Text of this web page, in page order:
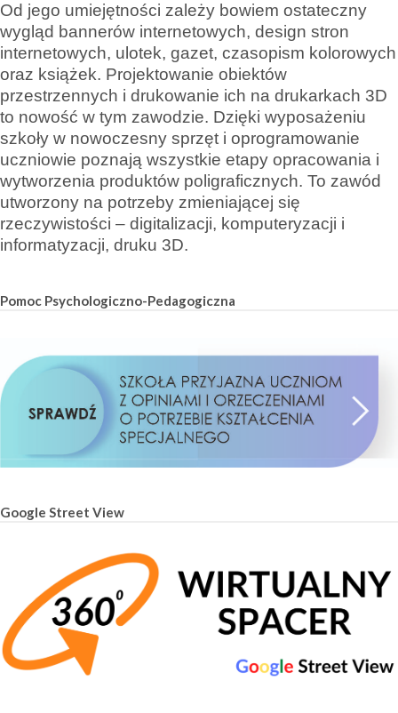
Od jego umiejętności zależy bowiem ostateczny
wygląd bannerów internetowych, design stron
internetowych, ulotek, gazet, czasopism kolorowych
oraz książek. Projektowanie obiektów
przestrzennych i drukowanie ich na drukarkach 3D
to nowość w tym zawodzie. Dzięki wyposażeniu
szkoły w nowoczesny sprzęt i oprogramowanie
uczniowie poznają wszystkie etapy opracowania i
wytworzenia produktów poligraficznych. To zawód
utworzony na potrzeby zmieniającej się
rzeczywistości – digitalizacji, komputeryzacji i
informatyzacji, druku 3D.
Pomoc Psychologiczno-Pedagogiczna
Google Street View